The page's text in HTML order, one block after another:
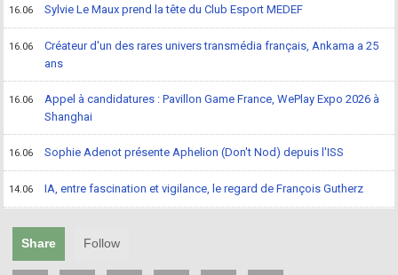
16.06 Sylvie Le Maux prend la tête du Club Esport MEDEF
16.06
Créateur d'un des rares univers transmédia français, Ankama a 25
ans
16.06
Appel à candidatures : Pavillon Game France, WePlay Expo 2026 à
Shanghai
16.06 Sophie Adenot présente Aphelion (Don't Nod) depuis l'ISS
14.06 IA, entre fascination et vigilance, le regard de François Gutherz
Share Follow